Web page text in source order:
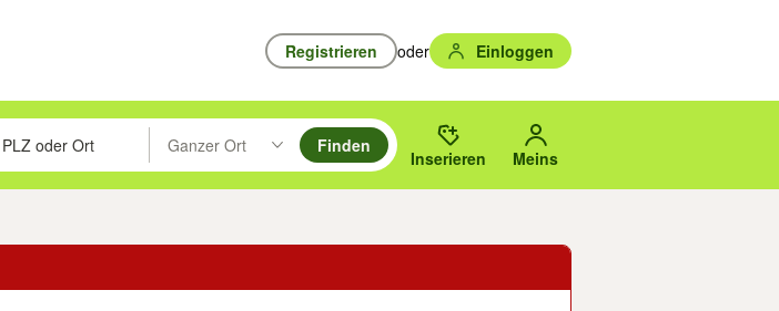
Registrieren oder Einloggen
mit den Pfeiltasten nach oben/unten durchsuchen und mit Eingabetaste auswählen.
oder Ort eingeben. Eingabetaste drücken um zu suchen, oder Vorschläge mit den Pfeiltasten nach oben/
Ganzer Ort
Suche im Umkreis des gewählten Orts oder PLZ.
Finden
Inserieren Meins